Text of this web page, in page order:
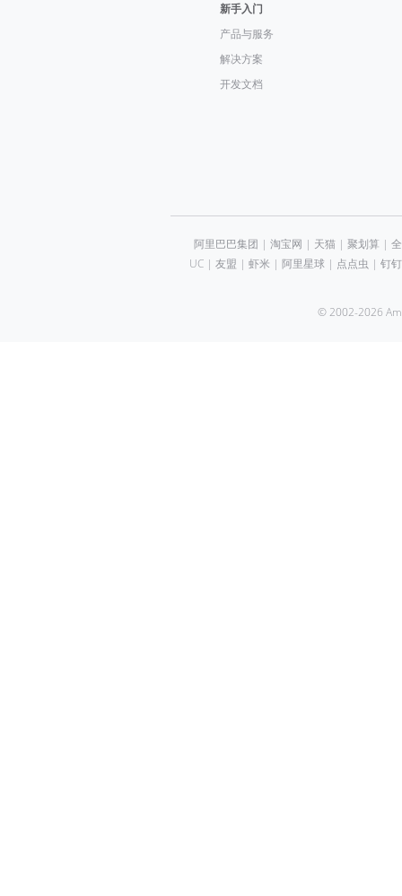
新手入门
产品与服务
解决方案
开发文档
阿里巴巴集团 | 淘宝网 | 天猫| 聚划算 |
UC| 友盟 | 虾米 | 阿里星球| 点点虫 | 钉钉
© 2002-2026